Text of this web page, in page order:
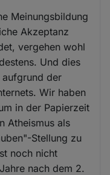
Meinungsbildung
Akzeptanz
vergehen wohl
Und dies
der
Wir haben
in der Papierzeit
Atheismus als
Stellung zu
noch nicht
nach dem 2.